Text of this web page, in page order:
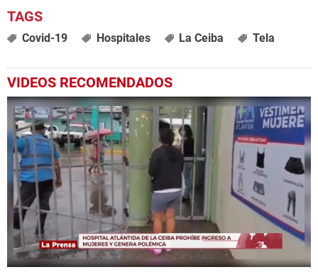
Covid-19 Hospitales La Ceiba Tela
VIDEOS RECOMENDADOS